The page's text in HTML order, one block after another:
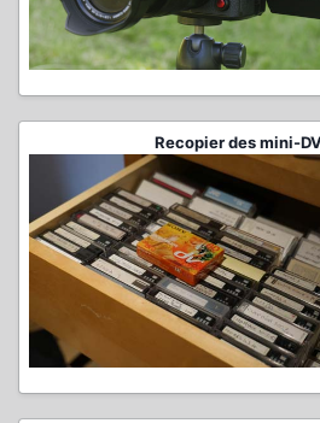
Recopier des mini-